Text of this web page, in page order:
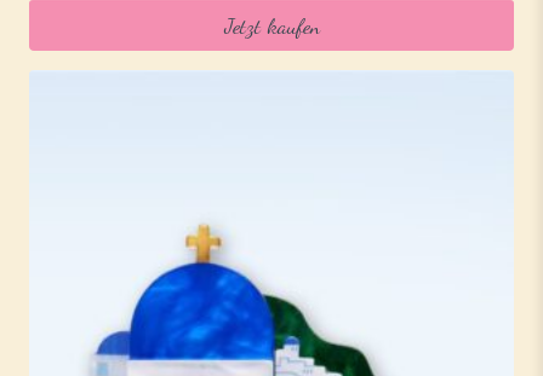
Jetzt kaufen